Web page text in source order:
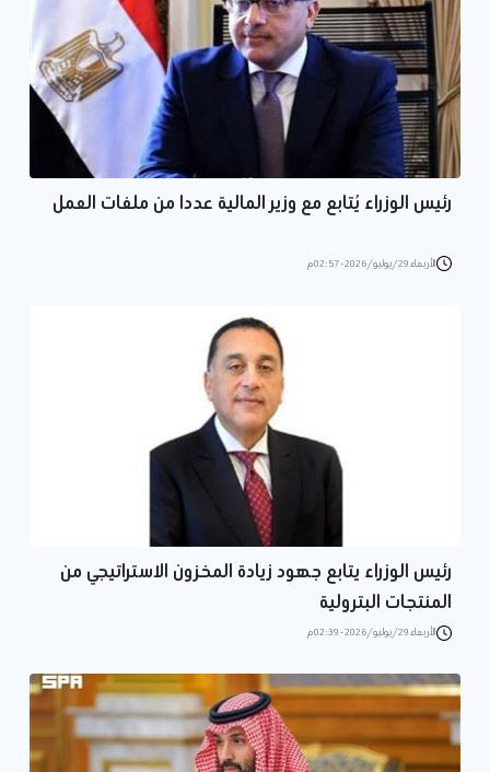
رئيس الوزراء يُتابع مع وزير المالية عددا من ملفات العمل
الأربعاء 29/يوليو/2026 - 02:57 م
رئيس الوزراء يتابع جهود زيادة المخزون الاستراتيجي من
المنتجات البترولية
الأربعاء 29/يوليو/2026 - 02:39 م